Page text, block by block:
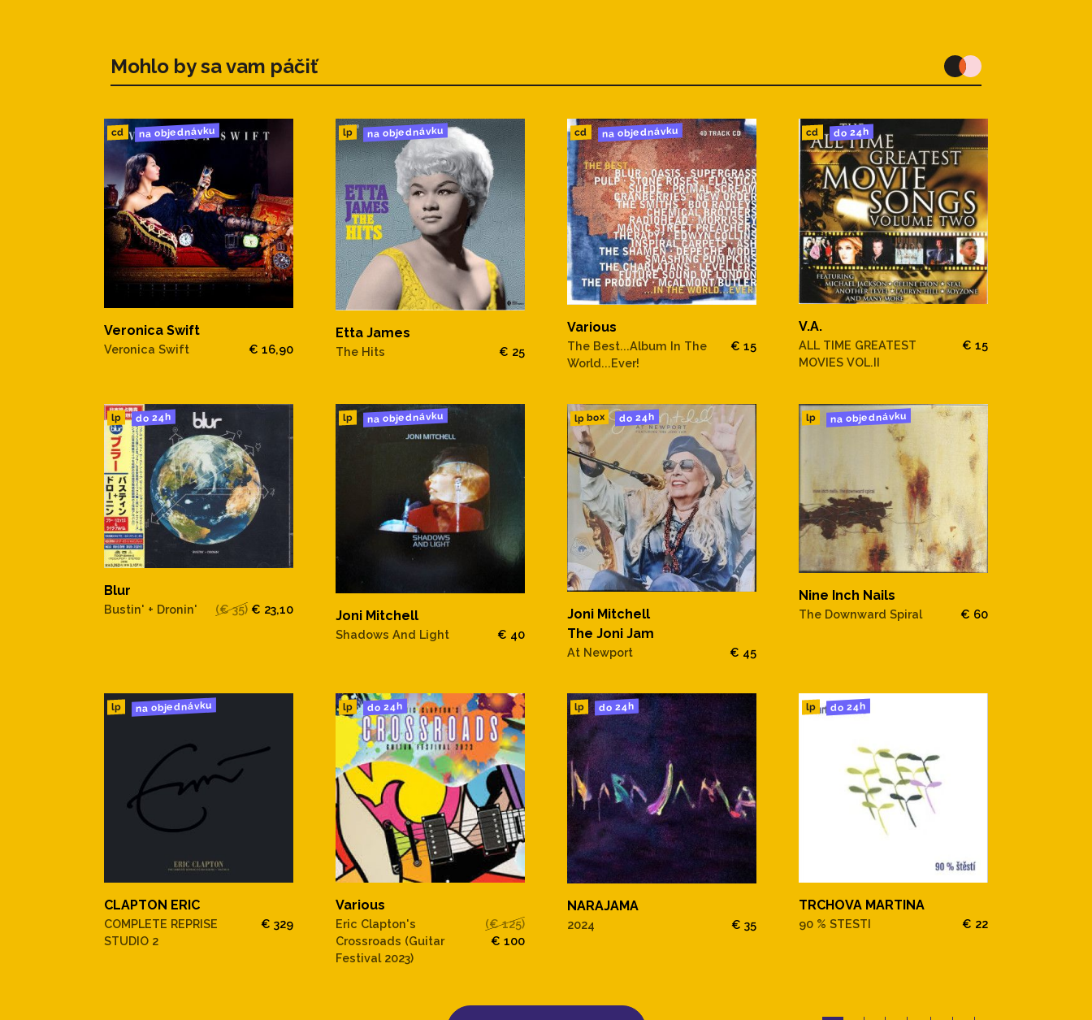
Mohlo by sa vam páčiť
cd na objednávku
Veronica Swift
Veronica Swift € 16,90
lp na objednávku
Etta James
The Hits € 25
cd na objednávku
Various
The Best...Album In The
World...Ever!
€ 15
cd do 24h
V.A.
ALL TIME GREATEST
MOVIES VOL.II
€ 15
lp do 24h
Blur
Bustin' + Dronin' (€ 35) € 23,10
lp na objednávku
Joni Mitchell
Shadows And Light € 40
lp box do 24h
Joni Mitchell
The Joni Jam
At Newport € 45
lp na objednávku
Nine Inch Nails
The Downward Spiral € 60
lp na objednávku
CLAPTON ERIC
COMPLETE REPRISE
STUDIO 2
€ 329
lp do 24h
Various
Eric Clapton's
Crossroads (Guitar
Festival 2023)
(€ 125)
€ 100
lp do 24h
NARAJAMA
2024 € 35
lp do 24h
TRCHOVA MARTINA
90 % STESTI € 22